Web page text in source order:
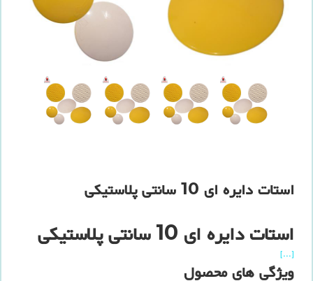
استات دایره ای 10 سانتی پلاستیکی
استات دایره ای 10 سانتی پلاستیکی
[...]
ویژگی های محصول